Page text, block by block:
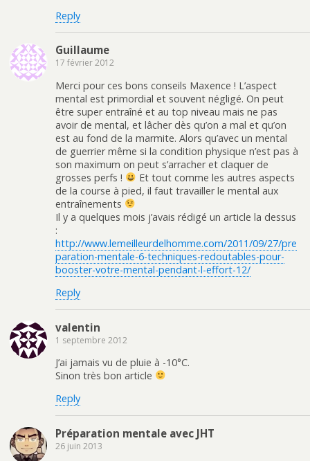
Reply
Guillaume
17 février 2012
Merci pour ces bons conseils Maxence ! L’aspect
mental est primordial et souvent négligé. On peut
être super entraîné et au top niveau mais ne pas
avoir de mental, et lâcher dès qu’on a mal et qu’on
est au fond de la marmite. Alors qu’avec un mental
de guerrier même si la condition physique n’est pas à
son maximum on peut s’arracher et claquer de
grosses perfs !
Et tout comme les autres aspects
de la course à pied, il faut travailler le mental aux
entraînements
Il y a quelques mois j’avais rédigé un article la dessus
:
http://www.lemeilleurdelhomme.com/2011/09/27/pre
paration-mentale-6-techniques-redoutables-pour-
booster-votre-mental-pendant-l-effort-12/
Reply
valentin
1 septembre 2012
J’ai jamais vu de pluie à -10°C.
Sinon très bon article
Reply
Préparation mentale avec JHT
26 juin 2013